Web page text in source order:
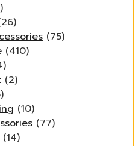
(75)
(410)
(2)
(10)
(77)
(14)